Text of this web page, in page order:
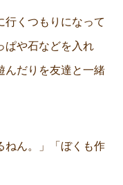
行くつもりになって
ぱや石などを入れ
んだりを友達と一緒
ねん。」「ぼくも作